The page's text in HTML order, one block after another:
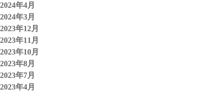
2024年4月
2024年3月
2023年12月
2023年11月
2023年10月
2023年8月
2023年7月
2023年4月